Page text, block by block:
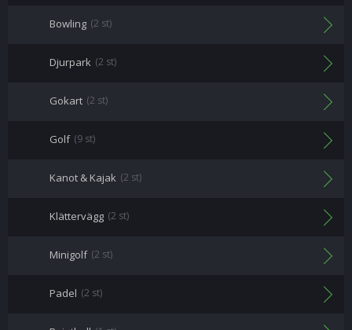
Bowling (2 st)
Djurpark (2 st)
Gokart (2 st)
Golf (9 st)
Kanot & Kajak (2 st)
Klättervägg (2 st)
Minigolf (2 st)
Padel (2 st)